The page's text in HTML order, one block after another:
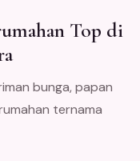
Top di
bunga, papan
ternama